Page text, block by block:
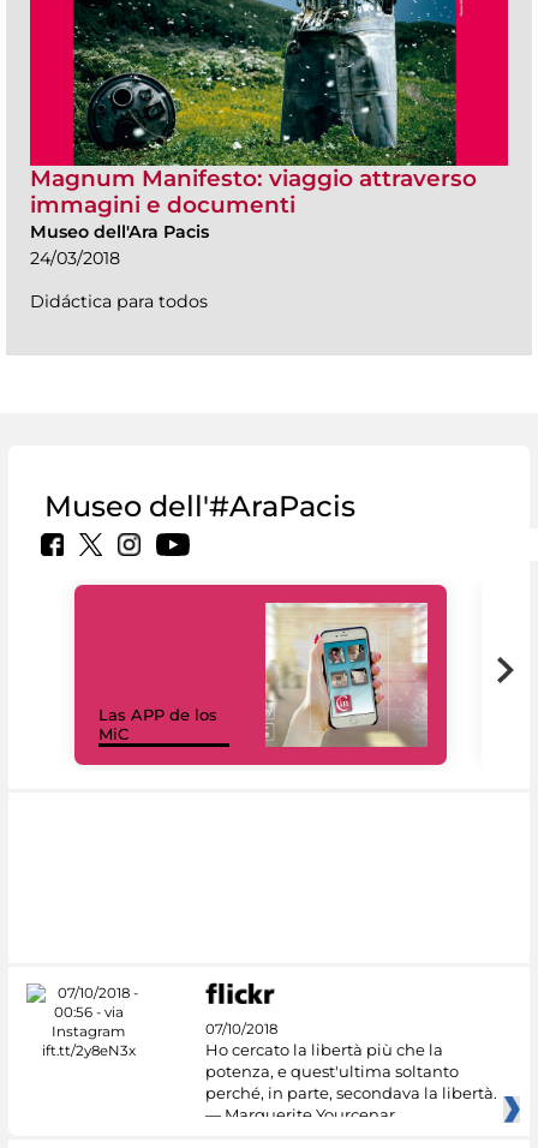
Magnum Manifesto: viaggio attraverso
immagini e documenti
Museo dell'Ara Pacis
24/03/2018
Didáctica para todos
Museo dell'#AraPacis
Las APP de los
MiC
07/10/2018
Ho cercato la libertà più che la
potenza, e quest'ultima soltanto
perché, in parte, secondava la libertà.
— Marguerite Yourcenar